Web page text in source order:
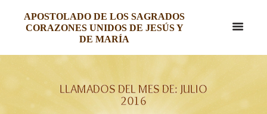
APOSTOLADO DE LOS SAGRADOS
CORAZONES UNIDOS DE JESÚS Y
DE MARÍA
LLAMADOS DEL MES DE: JULIO
2016